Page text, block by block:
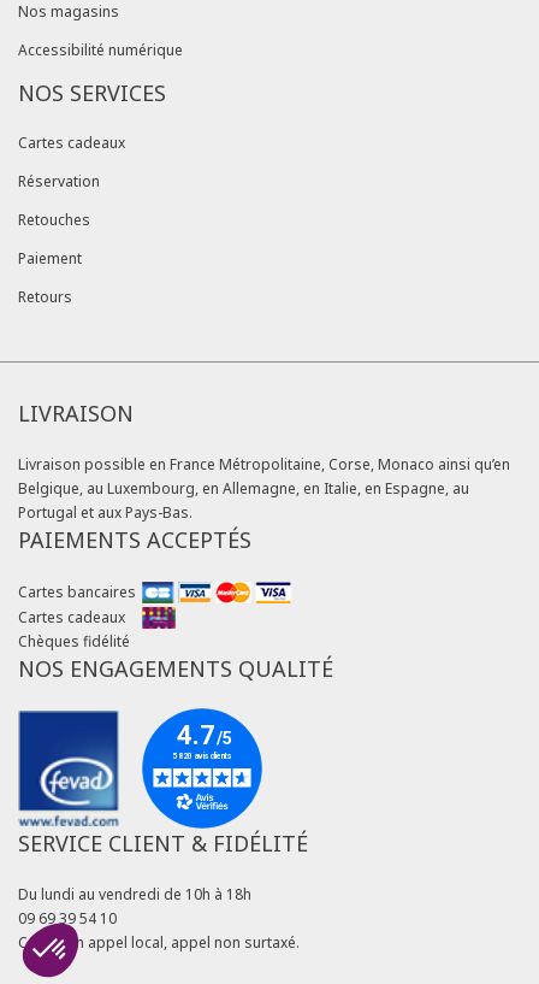
Nos magasins
Accessibilité numérique
NOS SERVICES
Cartes cadeaux
Réservation
Retouches
Paiement
Retours
LIVRAISON
Livraison possible en France Métropolitaine, Corse, Monaco ainsi qu’en
Belgique, au Luxembourg, en Allemagne, en Italie, en Espagne, au
Portugal et aux Pays-Bas.
PAIEMENTS ACCEPTÉS
Cartes bancaires
Cartes cadeaux
Chèques fidélité
NOS ENGAGEMENTS QUALITÉ
SERVICE CLIENT & FIDÉLITÉ
Du lundi au vendredi de 10h à 18h
09 69 39 54 10
Coût d'un appel local, appel non surtaxé.